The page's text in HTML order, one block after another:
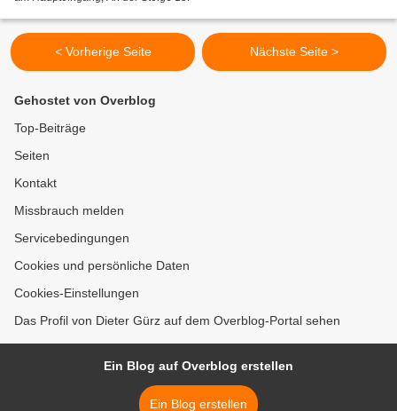
< Vorherige Seite Nächste Seite >
Gehostet von Overblog
Top-Beiträge
Seiten
Kontakt
Missbrauch melden
Servicebedingungen
Cookies und persönliche Daten
Cookies-Einstellungen
Das Profil von Dieter Gürz auf dem Overblog-Portal sehen
Ein Blog auf Overblog erstellen
Ein Blog erstellen